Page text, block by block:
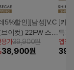
5%할인][남성]V.C
이컷) 22FW 스트
조거팬츠 3종
용가39,900원
38,900원
[카
특가
여성
앱전